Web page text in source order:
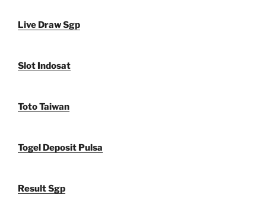
Live Draw Sgp
Slot Indosat
Toto Taiwan
Togel Deposit Pulsa
Result Sgp